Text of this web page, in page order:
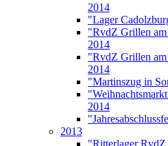
2014
"Lager
"RvdZ Grillen
2014
"RvdZ Grillen
2014
"Martinszug in
2014
2013
"Ritterlager RvdZ